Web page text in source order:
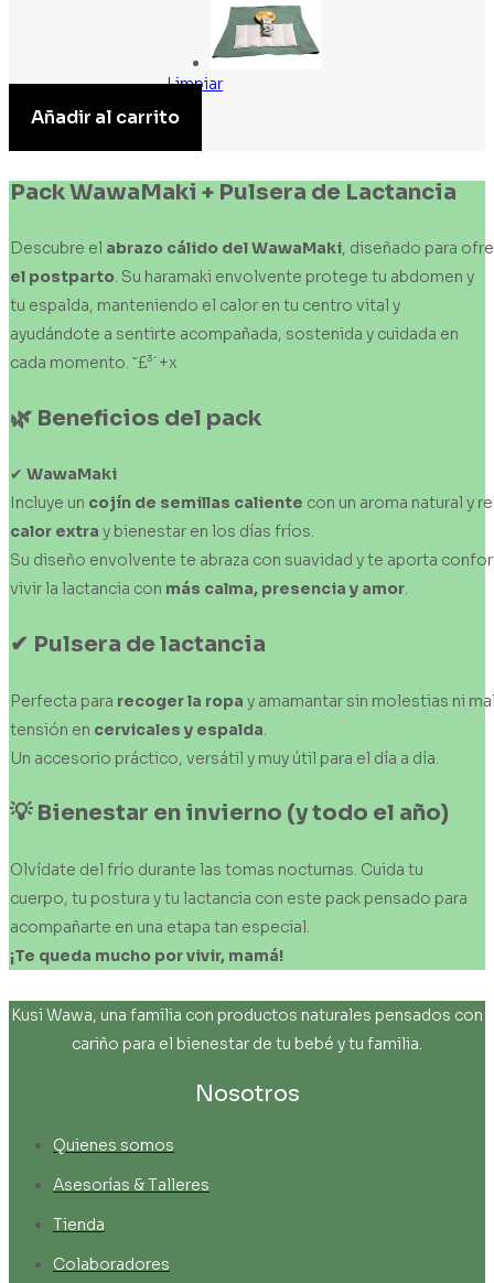
Limpiar
WawaMaki
Añadir al carrito
PackWawaMaki + Pulsera de Lactancia
Descubre el abrazo cálido delWawaMaki, diseñado para
el postparto. Su haramaki envolvente protege tu abdomen y
tu espalda, manteniendo el calor en tu centro vital y
ayudándote a sentirte acompañada, sostenida y cuidada en
cada momento. ˇ£³˙+x
🌿 Beneficios del pack
✔ WawaMaki
Incluye un cojín de semillas caliente con un aroma natural y
calor extra y bienestar en los días fríos.
Su diseño envolvente te abraza con suavidad y te aporta
vivir la lactancia con más calma, presencia y amor.
✔ Pulsera delactancia
Perfecta para recogerla ropa y amamantar sin molestias ni
tensión en cervicales y espalda
Un accesorio práctico, versátil y muy útil para el día a día.
💡 Bienestar en invierno (ytodo el año)
Olvídate del frío durante las tomas nocturnas. Cuida tu
cuerpo, tu postura y tu lactancia con este pack pensado para
acompañarte en una etapa tan especial.
¡Te queda mucho porvivir, mamá!
Kusi Wawa, una familia con productos naturales pensados con
cariño para el bienestar de tu bebé y tu familia.
Nosotros
Quienes somos
Asesorías & Talleres
Tienda
Colaboradores